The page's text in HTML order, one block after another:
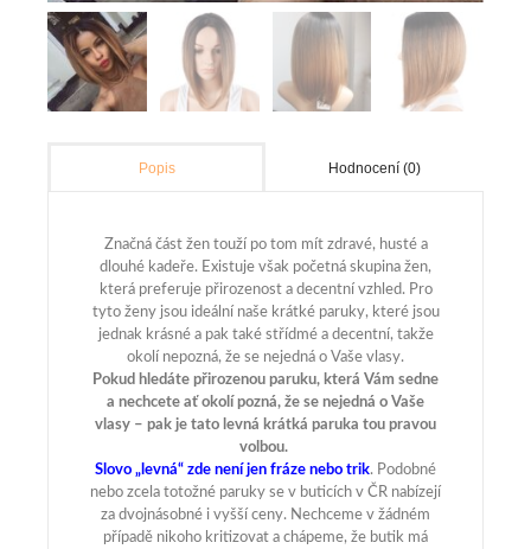
Popis Hodnocení (0)
Značná část žen touží po tom mít zdravé, husté a
dlouhé kadeře. Existuje však početná skupina žen,
která preferuje přirozenost a decentní vzhled. Pro
tyto ženy jsou ideální naše krátké paruky, které jsou
jednak krásné a pak také střídmé a decentní, takže
okolí nepozná, že se nejedná o Vaše vlasy.
Pokud hledáte přirozenou paruku, která Vám sedne
a nechcete ať okolí pozná, že se nejedná o Vaše
vlasy – pak je tato levná krátká paruka tou pravou
volbou.
Slovo „levná“ zde není jen fráze nebo trik. Podobné
nebo zcela totožné paruky se v buticích v ČR nabízejí
za dvojnásobné i vyšší ceny. Nechceme v žádném
případě nikoho kritizovat a chápeme, že butik má